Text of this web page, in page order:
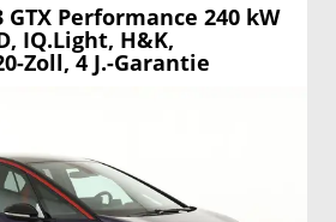
GTX Performance 240 kW
IQ.Light, H&K,
Zoll, 4 J.-Garantie